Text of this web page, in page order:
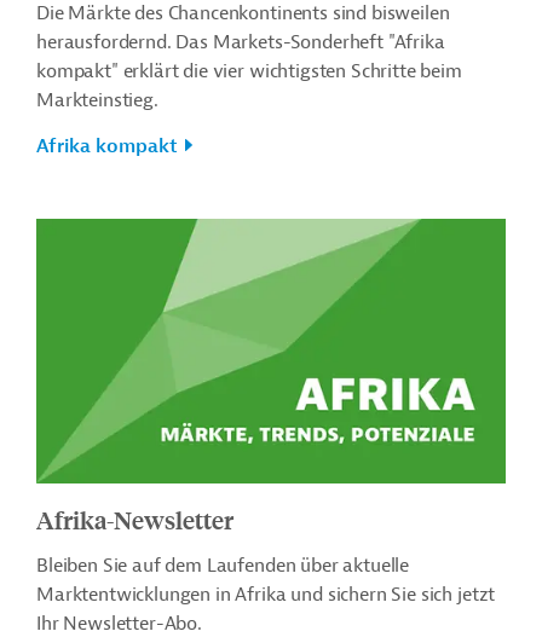
Die Märkte des Chancenkontinents sind bisweilen
herausfordernd. Das Markets-Sonderheft "Afrika
kompakt" erklärt die vier wichtigsten Schritte beim
Markteinstieg.
Afrika kompakt
Afrika-Newsletter
Bleiben Sie auf dem Laufenden über aktuelle
Marktentwicklungen in Afrika und sichern Sie sich jetzt
Ihr Newsletter-Abo.